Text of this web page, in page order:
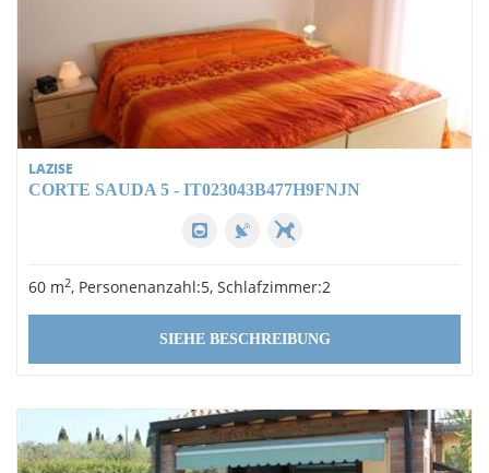
LAZISE
CORTE SAUDA 5 - IT023043B477H9FNJN
60 m2, Personenanzahl:5, Schlafzimmer:2
SIEHE BESCHREIBUNG